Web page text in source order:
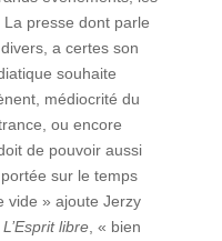
presse dont parle
a certes son
souhaite
médiocrité du
ou encore
de pouvoir aussi
sur le temps
vide » ajoute Jerzy
L’Esprit libre, « bien